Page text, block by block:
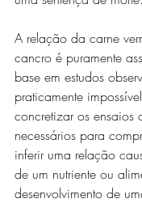
A relação da carne
cancro é puramente
base em estudos
praticamente
concretizar os ensaios
necessários para
inferir uma relação
de um nutriente ou
desenvolvimento de